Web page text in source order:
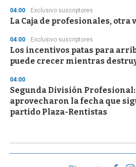
04:00 Exclusivo suscriptores
La Caja de profesionales, otra
04:00 Exclusivo suscriptores
Los incentivos patas para
puede crecer mientras
04:00
Segunda División Profesional:
aprovecharon la fecha que
partido Plaza-Rentistas